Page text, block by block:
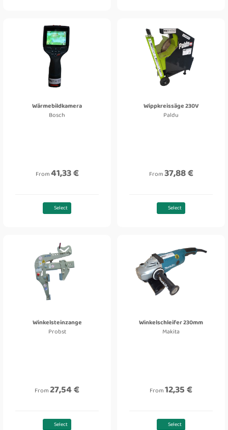
Wärmebildkamera
Bosch
From41,33 €
Select
Wippkreissäge 230V
Paldu
From37,88 €
Select
Winkelsteinzange
Probst
From27,54 €
Select
Winkelschleifer 230mm
Makita
From12,35 €
Select